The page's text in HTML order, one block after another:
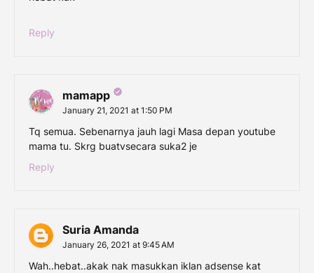
Reply
mamapp
January 21, 2021 at 1:50 PM
Tq semua. Sebenarnya jauh lagi Masa depan youtube
mama tu. Skrg buatvsecara suka2 je
Reply
Suria Amanda
January 26, 2021 at 9:45 AM
Wah..hebat..akak nak masukkan iklan adsense kat